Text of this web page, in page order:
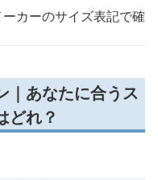
カーのサイズ表記で確
｜あなたに合うス
どれ？